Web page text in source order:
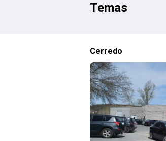
Temas
Cerredo